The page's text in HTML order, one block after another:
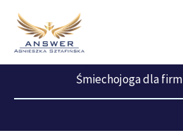
treści
Śmiechojoga dla firm